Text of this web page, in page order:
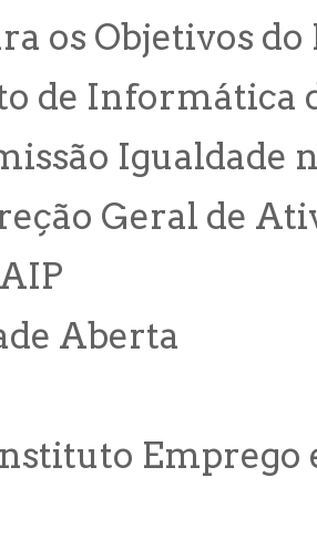
os Objetivos
de Informática
Igualdade
Geral de
Aberta
Instituto